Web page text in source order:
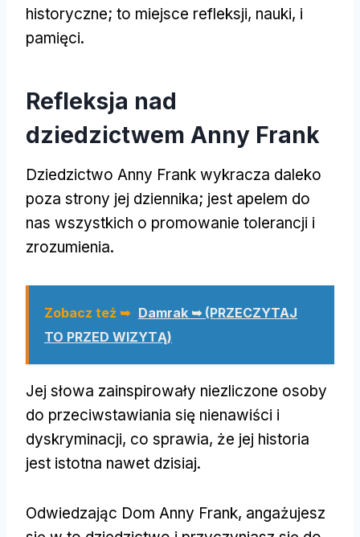
historyczne; to miejsce refleksji, nauki, i
pamięci.
Refleksja nad
dziedzictwem Anny Frank
Dziedzictwo Anny Frank wykracza daleko
poza strony jej dziennika; jest apelem do
nas wszystkich o promowanie tolerancji i
zrozumienia.
Zobacz też ➥ Damrak ➥ (PRZECZYTAJ
TO PRZED WIZYTĄ)
Jej słowa zainspirowały niezliczone osoby
do przeciwstawiania się nienawiści i
dyskryminacji, co sprawia, że jej historia
jest istotna nawet dzisiaj.
Odwiedzając Dom Anny Frank, angażujesz